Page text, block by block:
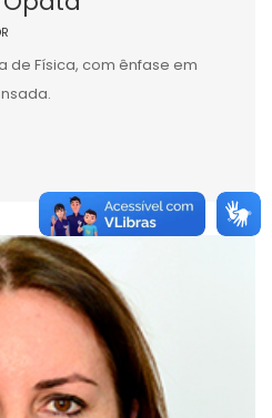
de Física, com ênfase em